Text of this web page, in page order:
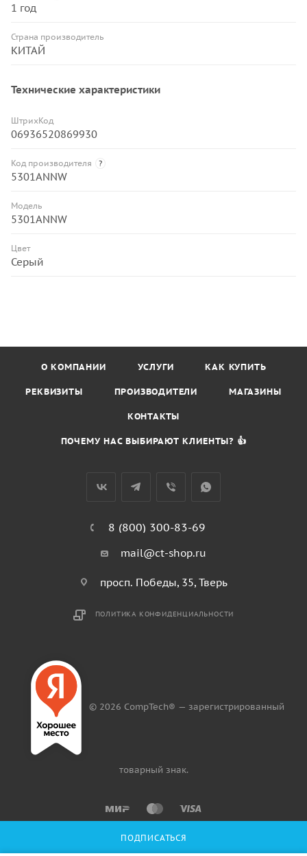
ПОДПИСАТЬСЯ
1 год
Страна производитель
КИТАЙ
Технические характеристики
ШтрихКод
06936520869930
Код производителя ?
5301ANNW
Модель
5301ANNW
Цвет
Серый
О КОМПАНИИ УСЛУГИ КАК КУПИТЬ
РЕКВИЗИТЫ ПРОИЗВОДИТЕЛИ МАГАЗИНЫ
КОНТАКТЫ
ПОЧЕМУ НАС ВЫБИРАЮТ КЛИЕНТЫ? 👍
8 (800) 300-83-69
mail@ct-shop.ru
просп. Победы, 35, Тверь
ПОЛИТИКА КОНФИДЕНЦИАЛЬНОСТИ
© 2026 CompTech® — зарегистрированный
товарный знак.